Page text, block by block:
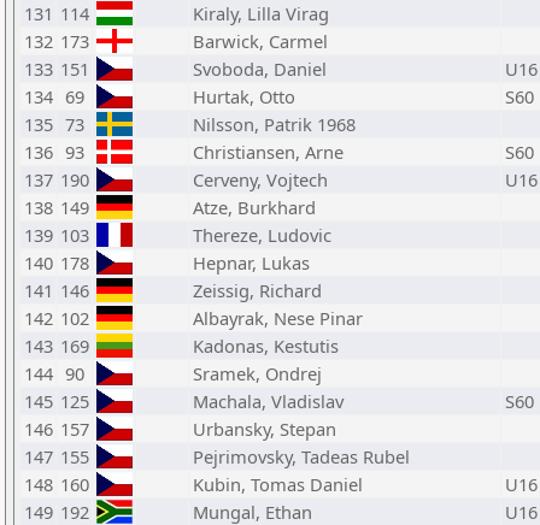
131 114
Kiraly, Lilla Virag
132 173
Barwick, Carmel
133 151 Svoboda, Daniel
U16
134 69 Hurtak, Otto
S60
135 73
Nilsson, Patrik 1968
136 93 Christiansen, Arne
S60
137 190 Cerveny, Vojtech
U16
138 149
Atze, Burkhard
139 103
Thereze, Ludovic
140 178
Hepnar, Lukas
141 146
Zeissig, Richard
142 102
Albayrak, Nese Pinar
143 169
Kadonas, Kestutis
144 90
Sramek, Ondrej
145 125 Machala, Vladislav
S60
146 157
Urbansky, Stepan
147 155
Pejrimovsky, Tadeas Rubel
148 160 Kubin, Tomas Daniel
U16
149 192 Mungal, Ethan
U16